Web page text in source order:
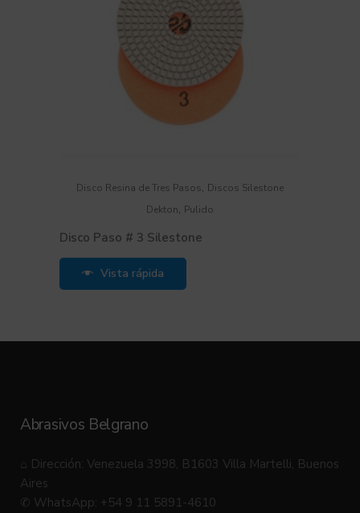
Disco Resina de Tres Pasos, Discos Silestone
Dekton, Pulido
Disco Paso # 3 Silestone
Vista rápida
Abrasivos Belgrano
⌂ Dirección: Venezuela 3998, B1603 Villa Martelli, Buenos
Aires
✆ WhatsApp: +54 9 11 5891-4610